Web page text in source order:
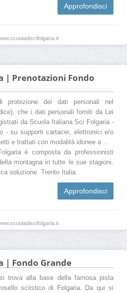
Approfondisci
| Prenotazioni Fondo
protezione dei dati personali nel
che i dati personali forniti da Lei
da Scuola Italiana Sci Folgaria -
- su supporti cartacei, elettronici e/o
e trattati con modalità idonee a ...
è composta da professionisti
montagna in tutte le sue stagioni.
soluzione. Trento Italia.
Approfondisci
| Fondo Grande
trova alla base della famosa pista
sciistico di Folgaria. Da qui si